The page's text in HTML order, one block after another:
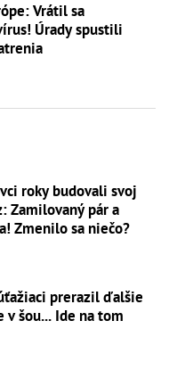
Vrátil sa
Úrady spustili
roky budovali svoj
Zamilovaný pár a
Zmenilo sa niečo?
prerazil ďalšie
v šou... Ide na tom